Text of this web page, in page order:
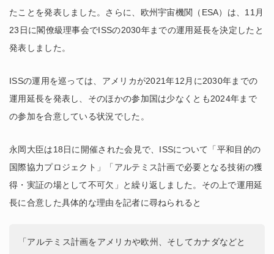
たことを発表しました。さらに、欧州宇宙機関（ESA）は、11月
23日に閣僚級理事会でISSの2030年までの運用延長を決定したと
発表しました。
ISSの運用を巡っては、アメリカが2021年12月に2030年までの
運用延長を発表し、そのほかの参加国は少なくとも2024年まで
の参加を合意している状況でした。
永岡大臣は18日に開催された会見で、ISSについて「平和目的の
国際協力プロジェクト」「アルテミス計画で必要となる技術の獲
得・実証の場として不可欠」と繰り返しました。その上で運用延
長に合意した具体的な理由を記者に尋ねられると
「アルテミス計画をアメリカや欧州、そしてカナダなどと